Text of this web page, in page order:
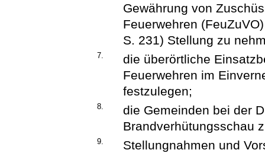
Gewährung von
Feuerwehren
S. 231) Stellung zu
7.
die überörtliche
Feuerwehren im
festzulegen;
8.
die Gemeinden bei der
Brandverhütungsschau
9.
Stellungnahmen und